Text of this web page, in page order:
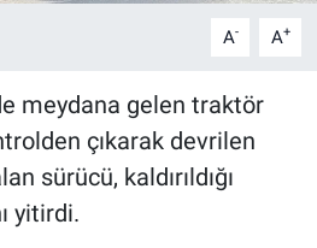
A- A+
meydana gelen traktör
çıkarak devrilen
sürücü, kaldırıldığı
yitirdi.